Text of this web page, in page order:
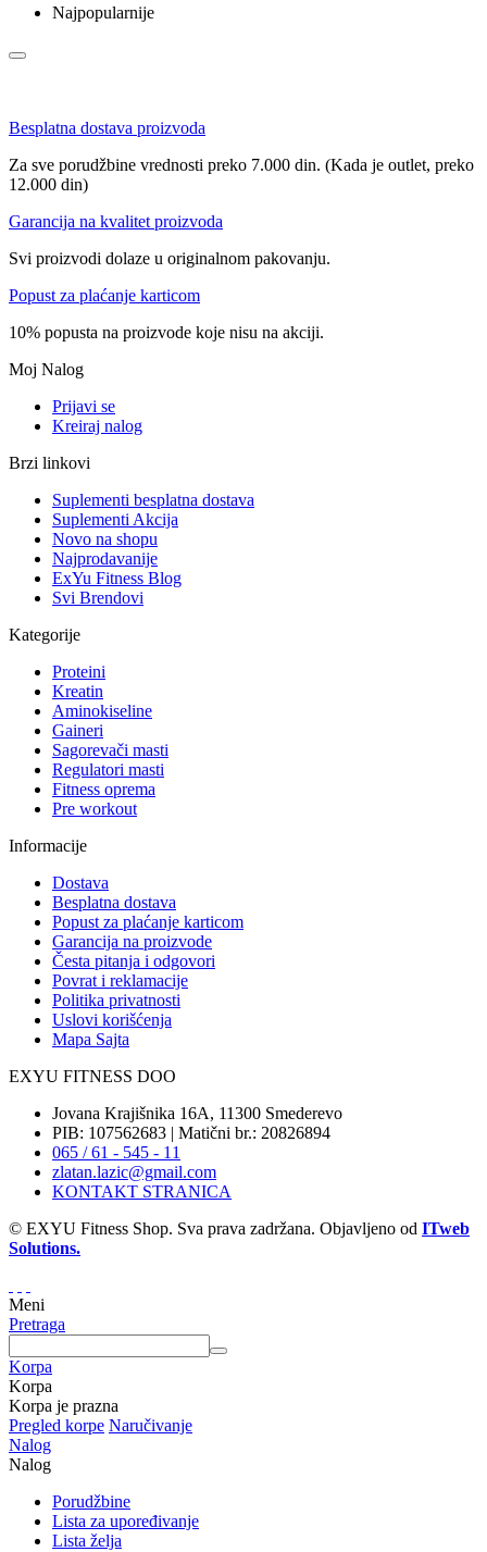
Najpopularnije
Besplatna dostava proizvoda
Za sve porudžbine vrednosti preko 7.000 din. (Kada je outlet, preko
12.000 din)
Garancija na kvalitet proizvoda
Svi proizvodi dolaze u originalnom pakovanju.
Popust za plaćanje karticom
10% popusta na proizvode koje nisu na akciji.
Moj Nalog
Prijavi se
Kreiraj nalog
Brzi linkovi
Suplementi besplatna dostava
Suplementi Akcija
Novo na shopu
Najprodavanije
ExYu Fitness Blog
Svi Brendovi
Kategorije
Proteini
Kreatin
Aminokiseline
Gaineri
Sagorevači masti
Regulatori masti
Fitness oprema
Pre workout
Informacije
Dostava
Besplatna dostava
Popust za plaćanje karticom
Garancija na proizvode
Česta pitanja i odgovori
Povrat i reklamacije
Politika privatnosti
Uslovi korišćenja
Mapa Sajta
EXYU FITNESS DOO
Jovana Krajišnika 16A, 11300 Smederevo
PIB: 107562683 | Matični br.: 20826894
065 / 61 - 545 - 11
zlatan.lazic@gmail.com
KONTAKT STRANICA
© EXYU Fitness Shop. Sva prava zadržana. Objavljeno od ITweb
Solutions.
Meni
Pretraga
Korpa
Korpa
Korpa je prazna
Pregled korpe Naručivanje
Nalog
Nalog
Porudžbine
Lista za upoređivanje
Lista želja